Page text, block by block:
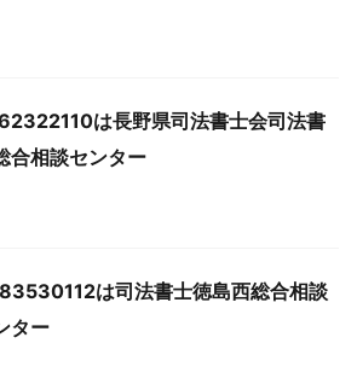
は長野県司法書士会司法書
合相談センター
は司法書士徳島西総合相談
ター